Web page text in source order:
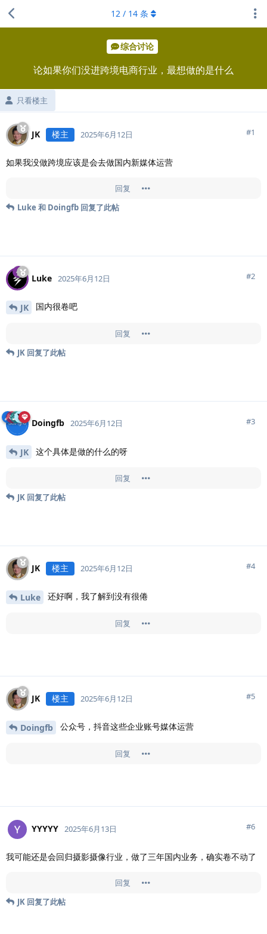
综合讨论
论如果你们没进跨境电商行业，最想做的是什么
只看楼主
12 / 14 条
JK 楼主 2025年6月12日 #1
如果我没做跨境应该是会去做国内新媒体运营
回复
Luke 和 Doingfb 回复了此帖
Luke 2025年6月12日 #2
JK 国内很卷吧
回复
JK 回复了此帖
Doingfb 2025年6月12日 #3
JK 这个具体是做的什么的呀
回复
JK 回复了此帖
JK 楼主 2025年6月12日 #4
Luke 还好啊，我了解到没有很倦
回复
JK 楼主 2025年6月12日 #5
Doingfb 公众号，抖音这些企业账号媒体运营
回复
YYYYY 2025年6月13日 #6
我可能还是会回归摄影摄像行业，做了三年国内业务，确实卷不动了
回复
JK 回复了此帖